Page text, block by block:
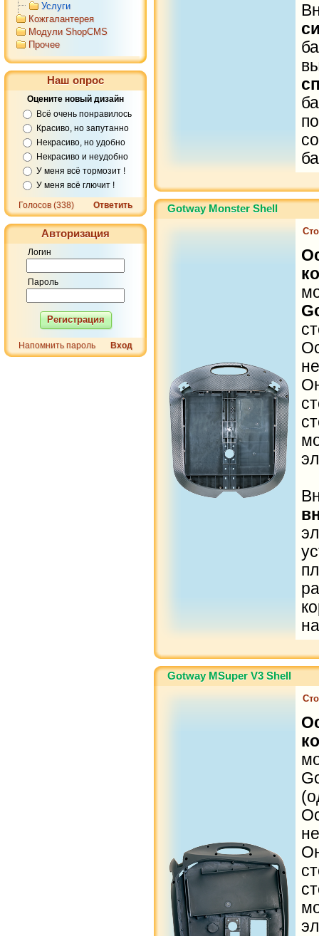
Услуги
Кожгалантерея
Модули ShopCMS
Прочее
Наш опрос
Оцените новый дизайн
Всё очень понравилось
Красиво, но запутанно
Некрасиво, но удобно
Некрасиво и неудобно
У меня всё тормозит !
У меня всё глючит !
Голосов (338)
Ответить
Авторизация
Логин
Пароль
Регистрация
Напомнить пароль Вход
Gotway Monster Shell
Gotway MSuper V3 Shell